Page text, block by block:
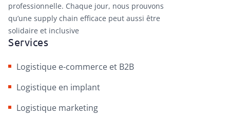
professionnelle. Chaque jour, nous prouvons
qu’une supply chain efficace peut aussi être
solidaire et inclusive
Services
Logistique e-commerce et B2B
Logistique en implant
Logistique marketing